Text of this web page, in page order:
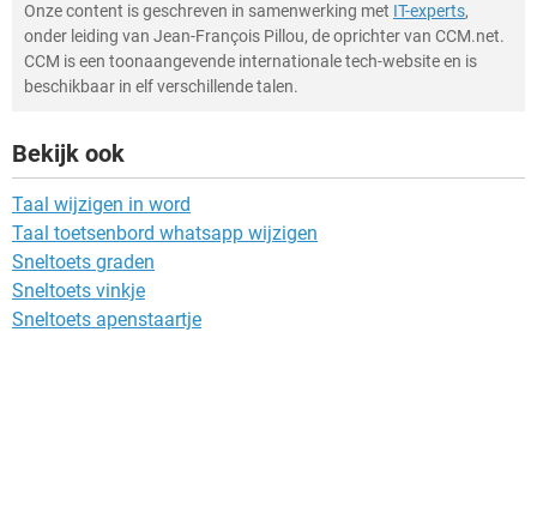
Onze content is geschreven in samenwerking met IT-experts,
onder leiding van Jean-François Pillou, de oprichter van CCM.net.
CCM is een toonaangevende internationale tech-website en is
beschikbaar in elf verschillende talen.
Bekijk ook
Taal wijzigen in word
Taal toetsenbord whatsapp wijzigen
Sneltoets graden
Sneltoets vinkje
Sneltoets apenstaartje